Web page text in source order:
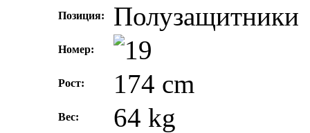
Позиция: Полузащитники
Номер:
Рост: 174 cm
Вес: 64 kg